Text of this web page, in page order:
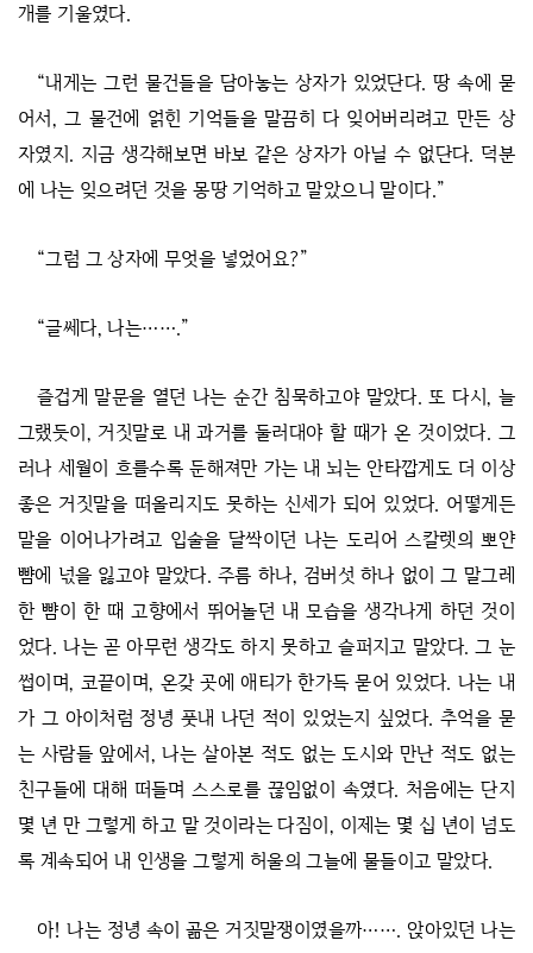
개를 기울였다.
“내게는 그런 물건들을 담아놓는 상자가 있었단다. 땅 속에 묻
어서, 그 물건에 얽힌 기억들을 말끔히 다 잊어버리려고 만든 상
자였지. 지금 생각해보면 바보 같은 상자가 아닐 수 없단다. 덕분
에 나는 잊으려던 것을 몽땅 기억하고 말았으니 말이다.”
“그럼 그 상자에 무엇을 넣었어요?”
“글쎄다, 나는…….”
즐겁게 말문을 열던 나는 순간 침묵하고야 말았다. 또 다시, 늘
그랬듯이, 거짓말로 내 과거를 둘러대야 할 때가 온 것이었다. 그
러나 세월이 흐를수록 둔해져만 가는 내 뇌는 안타깝게도 더 이상
좋은 거짓말을 떠올리지도 못하는 신세가 되어 있었다. 어떻게든
말을 이어나가려고 입술을 달싹이던 나는 도리어 스칼렛의 뽀얀
뺨에 넋을 잃고야 말았다. 주름 하나, 검버섯 하나 없이 그 말그레
한 뺨이 한 때 고향에서 뛰어놀던 내 모습을 생각나게 하던 것이
었다. 나는 곧 아무런 생각도 하지 못하고 슬퍼지고 말았다. 그 눈
썹이며, 코끝이며, 온갖 곳에 애티가 한가득 묻어 있었다. 나는 내
가 그 아이처럼 정녕 풋내 나던 적이 있었는지 싶었다. 추억을 묻
는 사람들 앞에서, 나는 살아본 적도 없는 도시와 만난 적도 없는
친구들에 대해 떠들며 스스로를 끊임없이 속였다. 처음에는 단지
몇 년 만 그렇게 하고 말 것이라는 다짐이, 이제는 몇 십 년이 넘도
록 계속되어 내 인생을 그렇게 허울의 그늘에 물들이고 말았다.
아! 나는 정녕 속이 곪은 거짓말쟁이였을까……. 앉아있던 나는